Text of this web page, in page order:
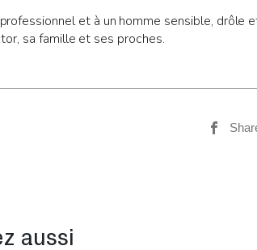
et à un homme sensible, drôle
sa famille et ses proches.
aussi